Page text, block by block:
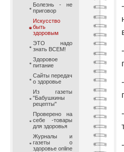
Болезнь - не
приговор
Искусство
быть
здоровым
ЭТО надо
знать ВСЕМ!
Здоровое
питание
Сайты передач
о здоровье
Из газеты
"Бабушкины
рецепты"
Проверено на
себе -товары
для здоровья
Журналы и
газеты о
здоровье online